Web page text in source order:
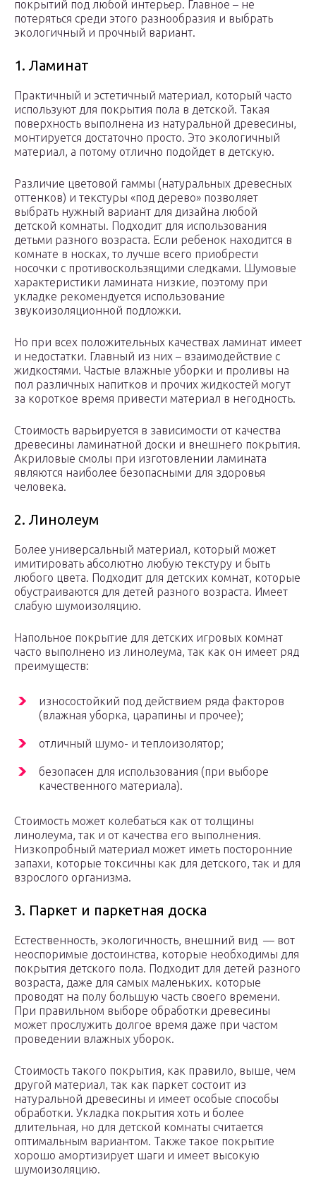
покрытий под любой интерьер. Главное – не
потеряться среди этого разнообразия и выбрать
экологичный и прочный вариант.
1. Ламинат
Практичный и эстетичный материал, который часто
используют для покрытия пола в детской. Такая
поверхность выполнена из натуральной древесины,
монтируется достаточно просто. Это экологичный
материал, а потому отлично подойдет в детскую.
Различие цветовой гаммы (натуральных древесных
оттенков) и текстуры «под дерево» позволяет
выбрать нужный вариант для дизайна любой
детской комнаты. Подходит для использования
детьми разного возраста. Если ребенок находится в
комнате в носках, то лучше всего приобрести
носочки с противоскользящими следками. Шумовые
характеристики ламината низкие, поэтому при
укладке рекомендуется использование
звукоизоляционной подложки.
Но при всех положительных качествах ламинат имеет
и недостатки. Главный из них – взаимодействие с
жидкостями. Частые влажные уборки и проливы на
пол различных напитков и прочих жидкостей могут
за короткое время привести материал в негодность.
Стоимость варьируется в зависимости от качества
древесины ламинатной доски и внешнего покрытия.
Акриловые смолы при изготовлении ламината
являются наиболее безопасными для здоровья
человека.
2. Линолеум
Более универсальный материал, который может
имитировать абсолютно любую текстуру и быть
любого цвета. Подходит для детских комнат, которые
обустраиваются для детей разного возраста. Имеет
слабую шумоизоляцию.
Напольное покрытие для детских игровых комнат
часто выполнено из линолеума, так как он имеет ряд
преимуществ:
износостойкий под действием ряда факторов
(влажная уборка, царапины и прочее);
отличный шумо- и теплоизолятор;
безопасен для использования (при выборе
качественного материала).
Стоимость может колебаться как от толщины
линолеума, так и от качества его выполнения.
Низкопробный материал может иметь посторонние
запахи, которые токсичны как для детского, так и для
взрослого организма.
3. Паркет и паркетная доска
Естественность, экологичность, внешний вид — вот
неоспоримые достоинства, которые необходимы для
покрытия детского пола. Подходит для детей разного
возраста, даже для самых маленьких. которые
проводят на полу большую часть своего времени.
При правильном выборе обработки древесины
может прослужить долгое время даже при частом
проведении влажных уборок.
Стоимость такого покрытия, как правило, выше, чем
другой материал, так как паркет состоит из
натуральной древесины и имеет особые способы
обработки. Укладка покрытия хоть и более
длительная, но для детской комнаты считается
оптимальным вариантом. Также такое покрытие
хорошо амортизирует шаги и имеет высокую
шумоизоляцию.